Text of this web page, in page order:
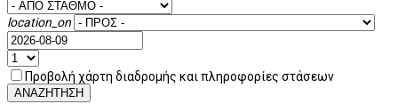
location_on
Προβολή χάρτη διαδρομής και πληροφορίες στάσεων
ΑΝΑΖΗΤΗΣΗ